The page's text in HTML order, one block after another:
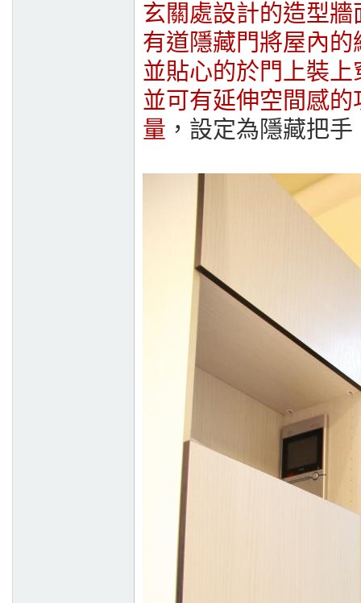
玄關處設計的造型
有道隱藏門將屋內
並貼心的於門上裝
並可有延伸空間感
量 ，設定為隱藏把手